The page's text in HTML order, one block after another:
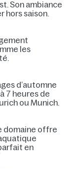
Son ambiance
hors saison.
les
d’automne
7 heures de
ou Munich.
domaine offre
en